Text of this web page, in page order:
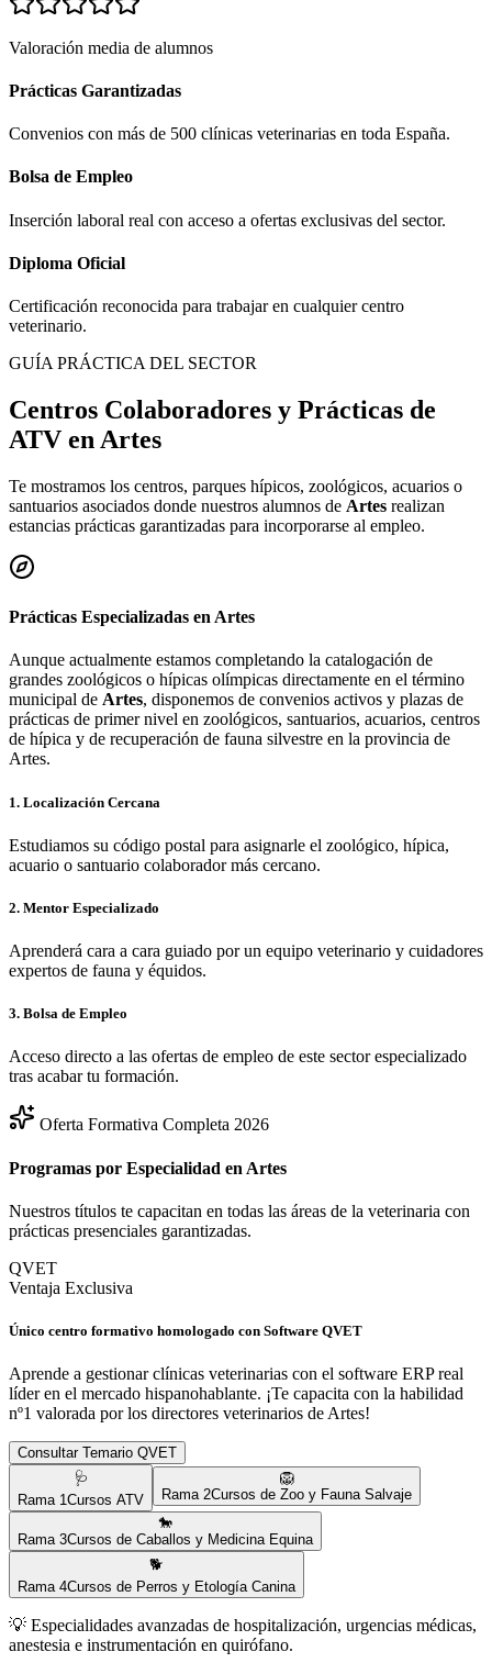
Valoración media de alumnos
Prácticas Garantizadas
Convenios con más de 500 clínicas veterinarias en toda España.
Bolsa de Empleo
Inserción laboral real con acceso a ofertas exclusivas del sector.
Diploma Oficial
Certificación reconocida para trabajar en cualquier centro
veterinario.
GUÍA PRÁCTICA DEL SECTOR
Centros Colaboradores y Prácticas de
ATV en Artes
Te mostramos los centros, parques hípicos, zoológicos, acuarios o
santuarios asociados donde nuestros alumnos de Artes realizan
estancias prácticas garantizadas para incorporarse al empleo.
Prácticas Especializadas en Artes
Aunque actualmente estamos completando la catalogación de
grandes zoológicos o hípicas olímpicas directamente en el término
municipal de Artes, disponemos de convenios activos y plazas de
prácticas de primer nivel en zoológicos, santuarios, acuarios, centros
de hípica y de recuperación de fauna silvestre en la provincia de
Artes.
1. Localización Cercana
Estudiamos su código postal para asignarle el zoológico, hípica,
acuario o santuario colaborador más cercano.
2. Mentor Especializado
Aprenderá cara a cara guiado por un equipo veterinario y cuidadores
expertos de fauna y équidos.
3. Bolsa de Empleo
Acceso directo a las ofertas de empleo de este sector especializado
tras acabar tu formación.
Oferta Formativa Completa 2026
Programas por Especialidad en Artes
Nuestros títulos te capacitan en todas las áreas de la veterinaria con
prácticas presenciales garantizadas.
QVET
Ventaja Exclusiva
Único centro formativo homologado con Software QVET
Aprende a gestionar clínicas veterinarias con el software ERP real
líder en el mercado hispanohablante. ¡Te capacita con la habilidad
nº1 valorada por los directores veterinarios de Artes!
Consultar Temario QVET
🩺
Rama 1Cursos ATV
🦁
Rama 2Cursos de Zoo y Fauna Salvaje
🐎
Rama 3Cursos de Caballos y Medicina Equina
🐕
Rama 4Cursos de Perros y Etología Canina
💡 Especialidades avanzadas de hospitalización, urgencias médicas,
anestesia e instrumentación en quirófano.